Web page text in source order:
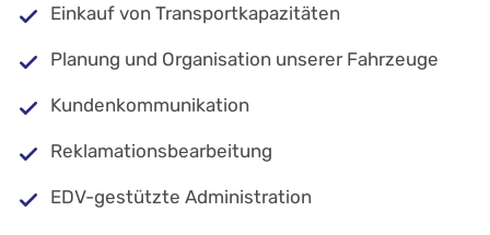
Einkauf von Transportkapazitäten
Planung und Organisation unserer Fahrzeuge
Kundenkommunikation
Reklamationsbearbeitung
EDV-gestützte Administration